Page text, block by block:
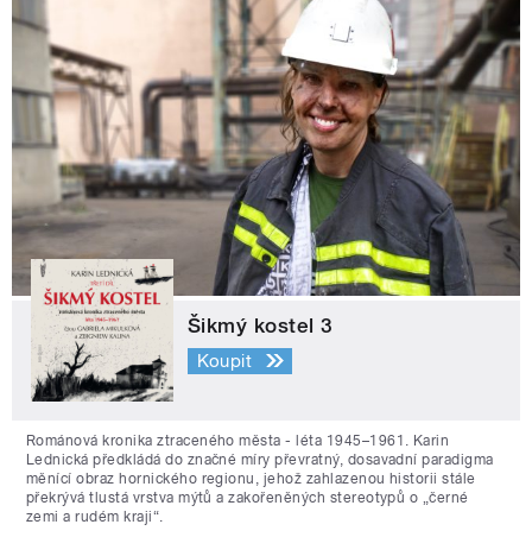
Šikmý kostel 3
Koupit
Románová kronika ztraceného města - léta 1945–1961. Karin
Lednická předkládá do značné míry převratný, dosavadní paradigma
měnící obraz hornického regionu, jehož zahlazenou historii stále
překrývá tlustá vrstva mýtů a zakořeněných stereotypů o „černé
zemi a rudém kraji“.